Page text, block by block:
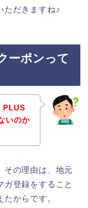
ただきますね♪
ーポンって
PLUS
いのか
その理由は、地元
ガ登録をすること
からです。